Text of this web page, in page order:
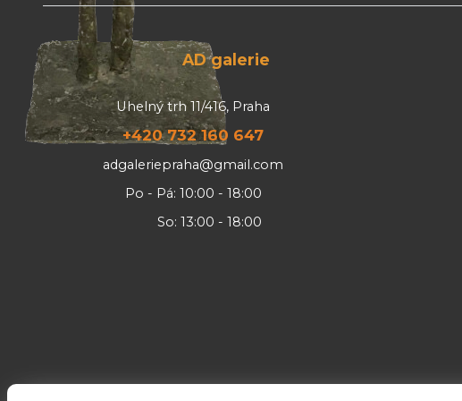
AD galerie
Uhelný trh 11/416, Praha
+420 732 160 647
adgaleriepraha@gmail.com
Po - Pá: 10:00 - 18:00
So: 13:00 - 18:00